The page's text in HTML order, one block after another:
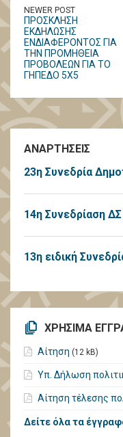
NEWER POST
ΠΡΟΣΚΛΗΣΗ
ΕΚΔΗΛΩΣΗΣ
ΕΝΔΙΑΦΕΡΟΝΤΟΣ ΓΙΑ
ΤΗΝ ΠΡΟΜΗΘΕΙΑ
ΠΡΟΒΟΛΕΩΝ ΓΙΑ ΤΟ
ΓΗΠΕΔΟ 5Χ5
ΑΝΑΡΤΗΣΕΙΣ
23η Συνεδρία
14η Συνεδρίαση
13η ειδική
ΧΡΗΣΙΜΑ
Αίτηση (12 kB)
Υπ. Δήλωση
Αίτηση τέλεσης
Δείτε όλα τα